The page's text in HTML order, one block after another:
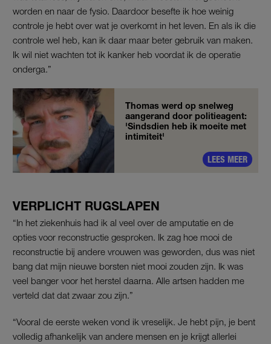
worden en naar de fysio. Daardoor besefte ik hoe weinig
controle je hebt over wat je overkomt in het leven. En als ik die
controle wel heb, kan ik daar maar beter gebruik van maken.
Ik wil niet wachten tot ik kanker heb voordat ik de operatie
onderga.”
Thomas werd op snelweg
aangerand door politieagent:
'Sindsdien heb ik moeite met
intimiteit'
LEES MEER
VERPLICHT RUGSLAPEN
“In het ziekenhuis had ik al veel over de amputatie en de
opties voor reconstructie gesproken. Ik zag hoe mooi de
reconstructie bij andere vrouwen was geworden, dus was niet
bang dat mijn nieuwe borsten niet mooi zouden zijn. Ik was
veel banger voor het herstel daarna. Alle artsen hadden me
verteld dat dat zwaar zou zijn.”
“Vooral de eerste weken vond ik vreselijk. Je hebt pijn, je bent
volledig afhankelijk van andere mensen en je krijgt allerlei